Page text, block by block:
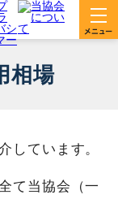
相場
しています。
て当協会（一